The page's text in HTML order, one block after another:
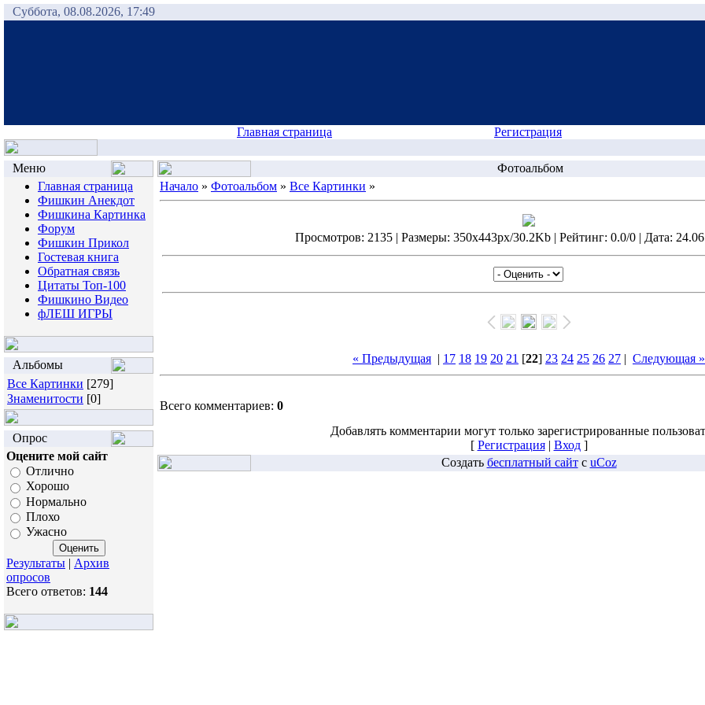
Суббота, 08.08.2026, 17:49
Главная страница Регистрация
Меню
Главная страница
Фишкин Анекдот
Фишкина Картинка
Форум
Фишкин Прикол
Гостевая книга
Обратная связь
Цитаты Топ-100
Фишкино Видео
фЛЕШ ИГРЫ
Альбомы
Все Картинки [279]
Знаменитости [0]
Опрос
Оцените мой сайт
Отлично
Хорошо
Нормально
Плохо
Ужасно
Результаты | Архив
опросов
Всего ответов: 144
Фотоальбом
Начало » Фотоальбом » Все Картинки »
Просмотров: 2135 | Размеры: 350x443px/30.2Kb | Рейтинг: 0.0/0 | Дата:
« Предыдущая | 17 18 19 20 21 [22] 23 24 25 26 27 | Следующая »
Всего комментариев: 0
Добавлять комментарии могут только зарегистрированные
[ Регистрация| Вход]
Создать бесплатный сайтс uCoz